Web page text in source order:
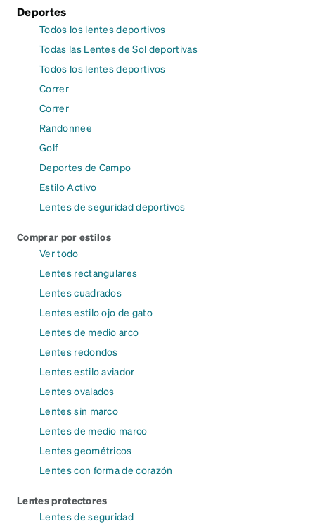
Deportes
Todos los lentes deportivos
Todas las Lentes de Sol deportivas
Todos los lentes deportivos
Correr
Correr
Randonnee
Golf
Deportes de Campo
Estilo Activo
Lentes de seguridad deportivos
Comprar por estilos
Ver todo
Lentes rectangulares
Lentes cuadrados
Lentes estilo ojo de gato
Lentes de medio arco
Lentes redondos
Lentes estilo aviador
Lentes ovalados
Lentes sin marco
Lentes de medio marco
Lentes geométricos
Lentes con forma de corazón
Lentes protectores
Lentes de seguridad